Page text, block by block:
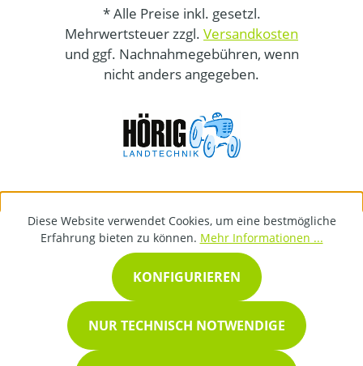
* Alle Preise inkl. gesetzl.
Mehrwertsteuer zzgl. Versandkosten
und ggf. Nachnahmegebühren, wenn
nicht anders angegeben.
Diese Website verwendet Cookies, um eine bestmögliche
Erfahrung bieten zu können. Mehr Informationen ...
NUR TECHNISCH NOTWENDIGE
KONFIGURIEREN